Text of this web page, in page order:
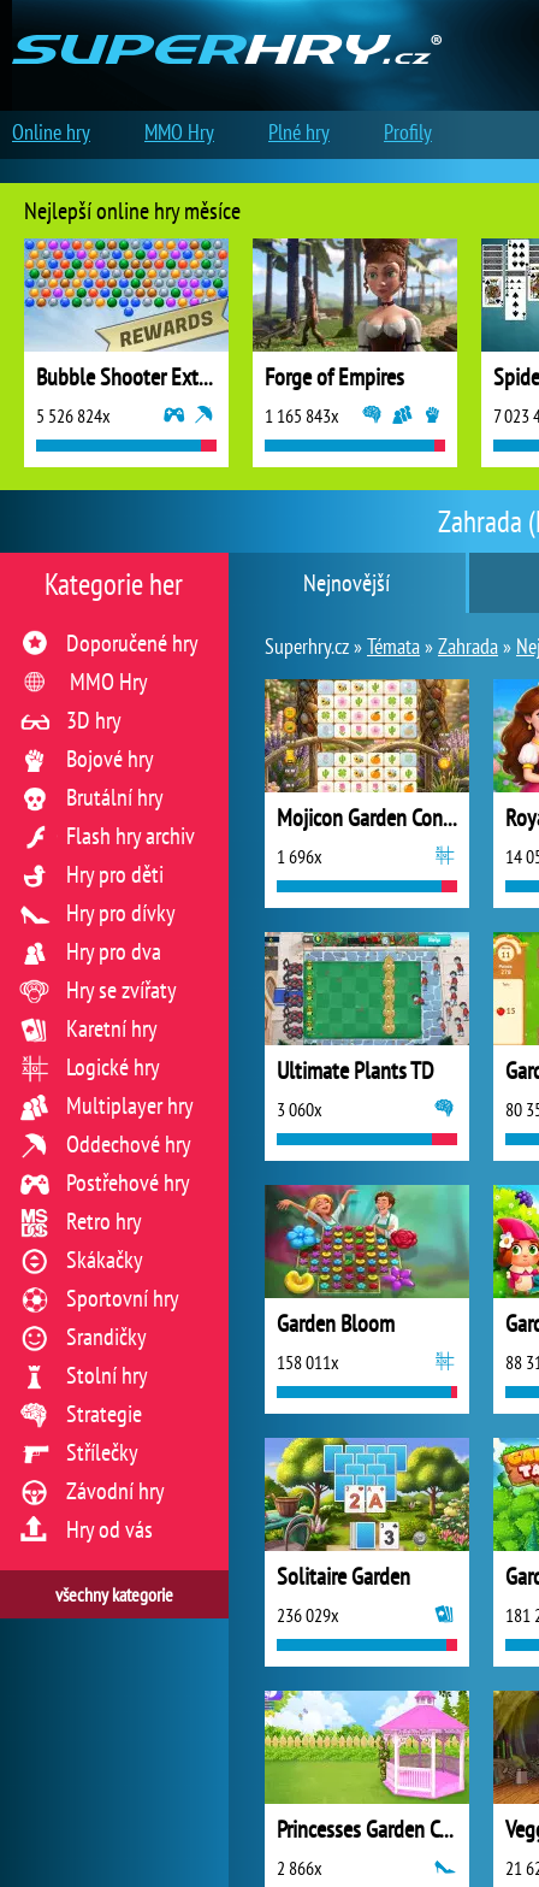
Zahrada
Nejnovější
Superhry.cz »Témata»Zahrada»
Mojicon Garden Connect
1 696x 14
Ultimate Plants TD
3 060x 80
Garden Bloom
158 011x 88
Solitaire Garden
236 029x 181
Princesses Garden Contest
2 866x 21
Kategorie her
Doporučené hry
MMO Hry
3D hry
Bojové hry
Brutální hry
Flash hry archiv
Hry pro děti
Hry pro dívky
Hry pro dva
Hry se zvířaty
Karetní hry
Logické hry
Multiplayer hry
Oddechové hry
Postřehové hry
Retro hry
Skákačky
Sportovní hry
Srandičky
Stolní hry
Strategie
Střílečky
Závodní hry
Hry od vás
všechny kategorie
Nejlepší online hry měsíce
Bubble Shooter Extreme
5 526 824x
Forge of Empires
1 165 843x 7 023
Online hry MMO Hry Plné hry Profily